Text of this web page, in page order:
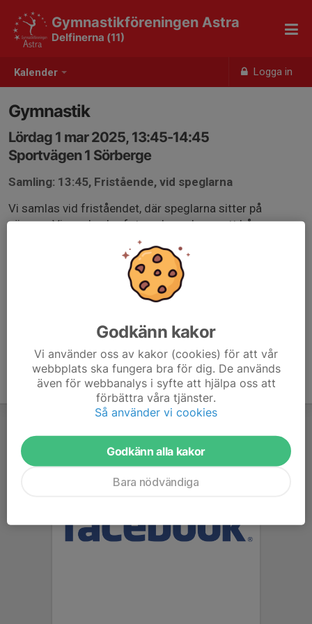
Kalender Logga in
Gymnastikföreningen Astra
Delfinerna (11)
Gymnastik
Lördag 1 mar 2025, 13:45-14:45
Sportvägen 1 Sörberge
Samling: 13:45, Fristående, vid speglarna
Vi samlas vid friståendet, där speglarna sitter på
väggen. Vi samlas barfota och med uppsatt hår.
Godkänn kakor
Vi använder oss av kakor (cookies) för att vår
webbplats ska fungera bra för dig. De används
även för webbanalys i syfte att hjälpa oss att
förbättra våra tjänster.
Så använder vi cookies
Godkänn alla kakor
Bara nödvändiga